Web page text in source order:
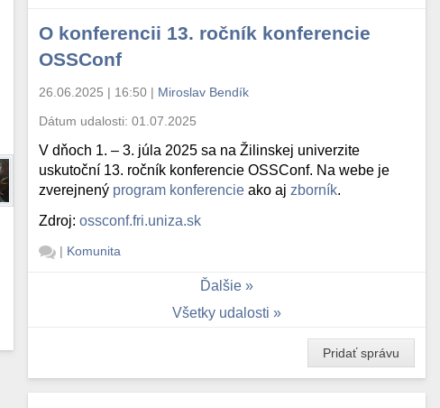
O konferencii 13. ročník konferencie
OSSConf
26.06.2025 | 16:50 | Miroslav Bendík
Dátum udalosti:01.07.2025
V dňoch 1. – 3. júla 2025 sa na Žilinskej univerzite
uskutoční 13. ročník konferencie OSSConf. Na webe je
zverejnený program konferencie ako aj zborník.
Zdroj:ossconf.fri.uniza.sk
| Komunita
Ďalšie
Všetky udalosti
Pridať správu